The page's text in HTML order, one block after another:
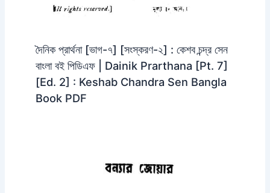
দৈনিক প্রার্থনা [ভাগ-৭] [সংস্করণ-২] : কেশব চন্দ্র সেন
বাংলা বই পিডিএফ | Dainik Prarthana [Pt. 7]
[Ed. 2] : Keshab Chandra Sen Bangla
Book PDF